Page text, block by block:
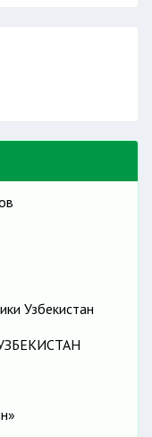
Узбекистан